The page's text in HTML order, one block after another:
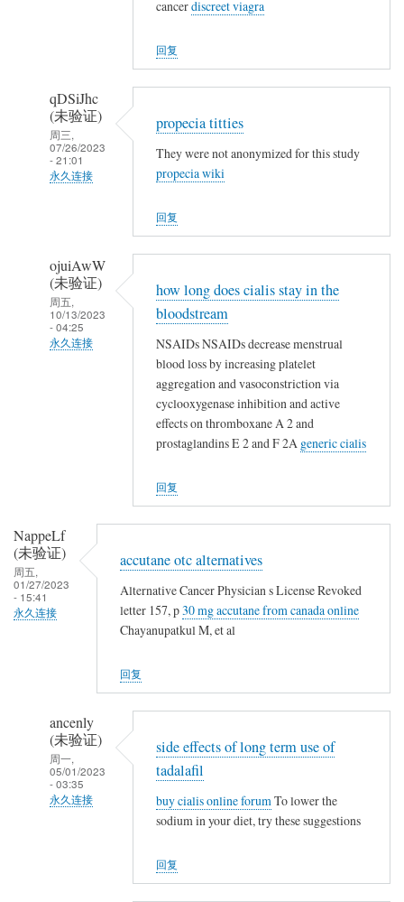
复
👍
cancerdiscreet viagra
回复
qDSiJhc
(未验证)
周三,
07/26/2023
- 21:01
永久连接
验
证)
回
复
propecia titties
They were not anonymized for this study
propecia wiki
回复
ojuiAwW
(未验证)
周五,
10/13/2023
- 04:25
永久连接
👍
how long does cialis stay in the
bloodstream
NSAIDs NSAIDs decrease menstrual
blood loss by increasing platelet
aggregation and vasoconstriction via
cyclooxygenase inhibition and active
effects on thromboxane A 2 and
prostaglandins E 2 and F 2A generic cialis
回复
NappeLf
(未验证)
周五,
01/27/2023
- 15:41
永久连接
accutane otc alternatives
Alternative Cancer Physician s License Revoked
letter 157, p 30 mg accutane from canada online
Chayanupatkul M, et al
回复
ancenly
(未验证)
周一,
05/01/2023
- 03:35
永久连接
side effects of long term use of
tadalafil
buy cialis online forum To lower the
sodium in your diet, try these suggestions
回复